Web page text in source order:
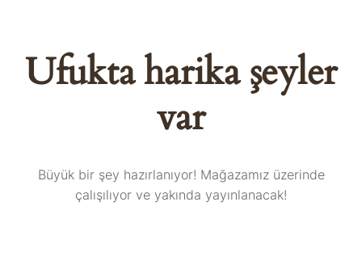
Ufukta harika şeyler
var
Büyük bir şey hazırlanıyor! Mağazamız üzerinde
çalışılıyor ve yakında yayınlanacak!